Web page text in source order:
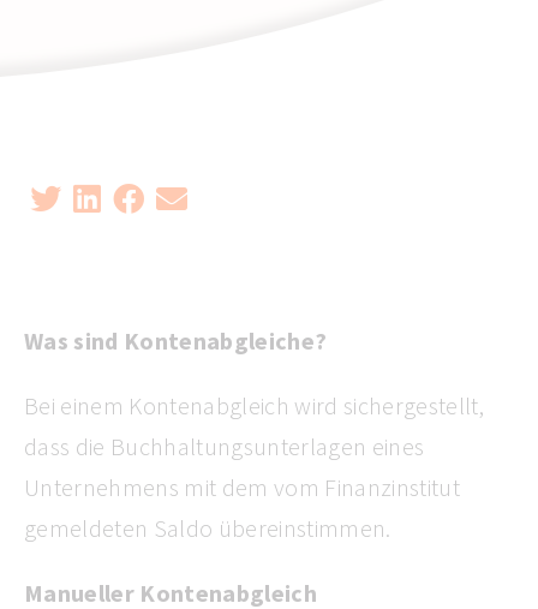
Was sind Kontenabgleiche?
Bei einem Kontenabgleich wird sichergestellt,
dass die Buchhaltungsunterlagen eines
Unternehmens mit dem vom Finanzinstitut
gemeldeten Saldo übereinstimmen.
Manueller Kontenabgleich